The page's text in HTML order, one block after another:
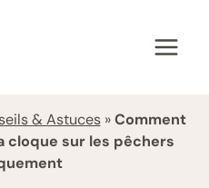
& Astuces»Comment
cloque sur les pêchers